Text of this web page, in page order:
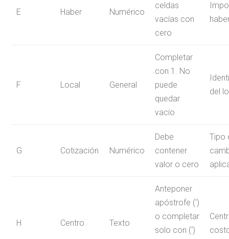
E Haber Numérico
celdas
vacías con
cero
F Local General
Completar
con 1. No
puede
quedar
vacío
del
G Cotización Numérico
Debe
contener
valor o cero
Tipo
H Centro Texto
Anteponer
apóstrofe (‘)
o completar
solo con (‘)